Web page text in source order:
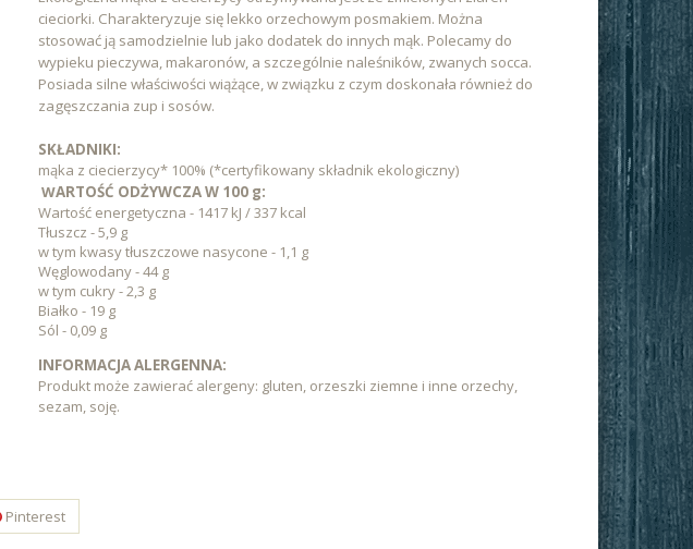
cieciorki. Charakteryzuje się lekko orzechowym posmakiem. Można
stosować ją samodzielnie lub jako dodatek do innych mąk. Polecamy do
wypieku pieczywa, makaronów, a szczególnie naleśników, zwanych socca.
Posiada silne właściwości wiążące, w związku z czym doskonała również do
zagęszczania zup i sosów.
SKŁADNIKI:
mąka z ciecierzycy* 100% (*certyfikowany składnik ekologiczny)
WARTOŚĆ ODŻYWCZA W 100 g:
Wartość energetyczna - 1417 kJ / 337 kcal
Tłuszcz - 5,9 g
w tym kwasy tłuszczowe nasycone - 1,1 g
Węglowodany - 44 g
w tym cukry - 2,3 g
Białko - 19 g
Sól - 0,09 g
INFORMACJA ALERGENNA:
Produkt może zawierać alergeny: gluten, orzeszki ziemne i inne orzechy,
sezam, soję.
Pinterest